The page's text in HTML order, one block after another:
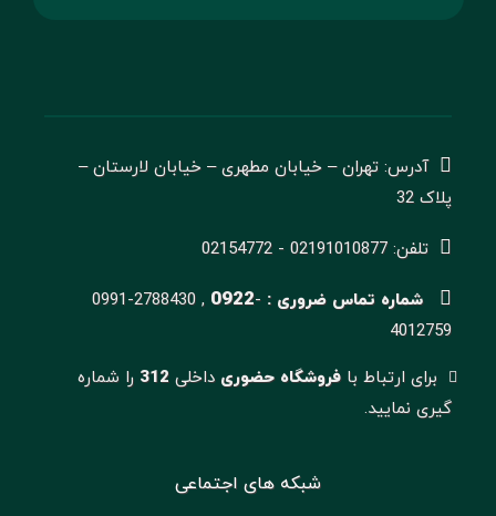
آدرس: تهران – خیابان مطهری – خیابان لارستان –
پلاک 32
تلفن: 02191010877 - 02154772
شماره تماس ضروری : 0991-2788430 , 0922-
4012759
برای ارتباط با فروشگاه حضوریداخلی 312 را شماره
گیری نمایید.
شبکه های اجتماعی